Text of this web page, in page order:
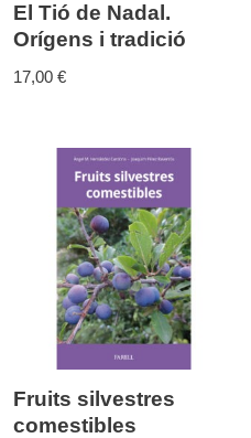
El Tió de Nadal.
Orígens i tradició
17,00€
Fruits silvestres
comestibles